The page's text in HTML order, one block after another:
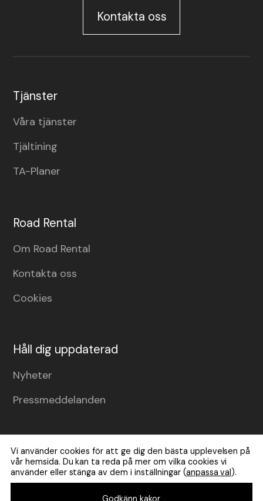
Kontakta oss
Tjänster
Våra tjänster
Tjältining
TA-Planer
Road Rental
Om Road Rental
Kontakta oss
Cookies
Håll dig uppdaterad
Nyheter
Pressmeddelanden
Vi använder cookies för att ge dig den bästa upplevelsen på
vår hemsida. Du kan ta reda på mer om vilka cookies vi
använder eller stänga av dem i inställningar (anpassa val).
Godkänn kakor